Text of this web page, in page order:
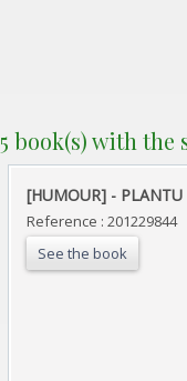
5 book(s) with the
‎[HUMOUR] - PLANTU
Reference : 201229844
See the book